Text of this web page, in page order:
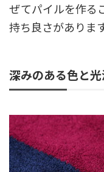
ぜてパイルを作る
持ち良さがあります
深みのある色と